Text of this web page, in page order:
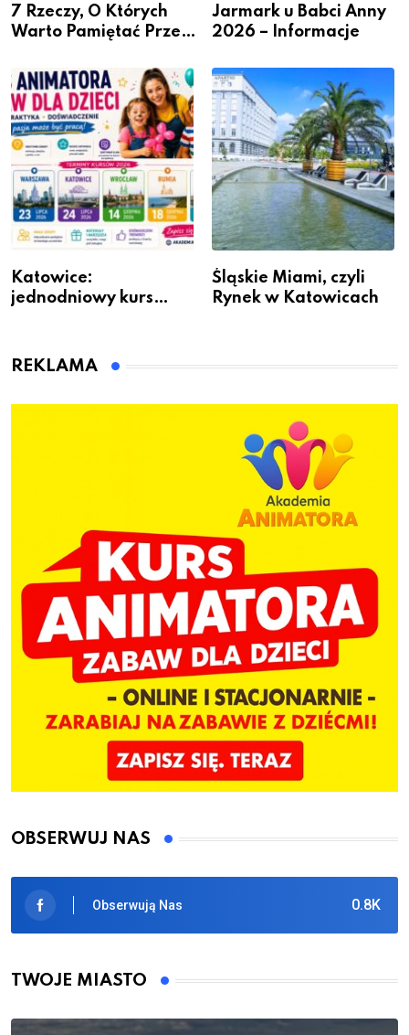
7 Rzeczy, O Których
Warto Pamiętać Przed
Jarmark u Babci Anny
2026 – Informacje
Katowice:
jednodniowy kurs
dzieci
Śląskie Miami, czyli
Rynek w Katowicach
REKLAMA
OBSERWUJ NAS
0.8K
Obserwują Nas
TWOJE MIASTO